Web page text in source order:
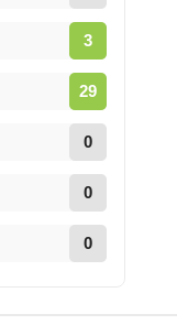
3
29
0
0
0